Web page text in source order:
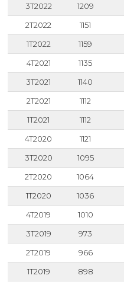
3T2022
1209
2T2022
1151
1T2022
1159
4T2021
1135
3T2021
1140
2T2021
1112
1T2021
1112
4T2020
1121
3T2020
1095
2T2020
1064
1T2020
1036
4T2019
1010
3T2019
973
2T2019
966
1T2019
898